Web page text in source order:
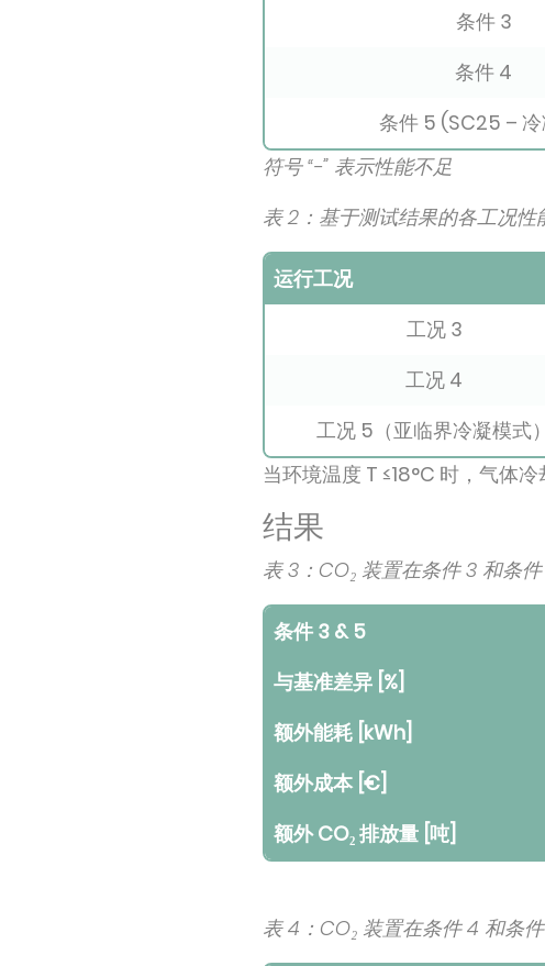
条件 3
条件 4
条件 5 (SC25 –
符号 “-” 表示性能不足
表 2：基于测试结果的各工况性
运行工况
工况 3
工况 4
工况 5（亚临界冷凝模式）
当环境温度 T ≤18°C 时，气体
结果
表 3：CO₂ 装置在条件 3 和条
条件 3 & 5
与基准差异 [%]
额外能耗 [kWh]
额外成本 [€]
额外 CO₂ 排放量 [吨]
表 4：CO₂ 装置在条件 4 和条